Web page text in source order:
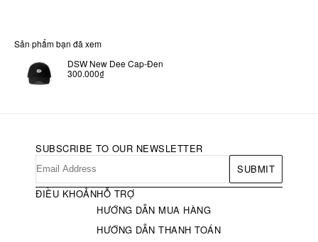
Sản phẩm bạn đã xem
DSW New Dee Cap-Đen
300.000₫
SUBSCRIBE TO OUR NEWSLETTER
SUBMIT
ĐIỀU KHOẢNHỖ TRỢ
HƯỚNG DẪN MUA HÀNG
HƯỚNG DẪN THANH TOÁN